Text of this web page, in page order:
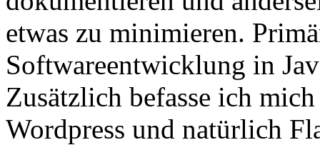
etwas zu minimieren.
Softwareentwicklung in
Zusätzlich befasse ich
Wordpress und natürlich